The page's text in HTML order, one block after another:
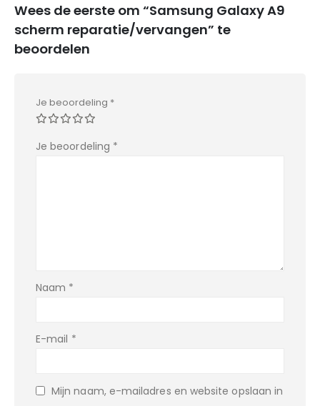
Wees de eerste om “Samsung Galaxy A9
scherm reparatie/vervangen” te
beoordelen
Je beoordeling *
Je beoordeling *
Naam *
E-mail *
Mijn naam, e-mailadres en website opslaan in